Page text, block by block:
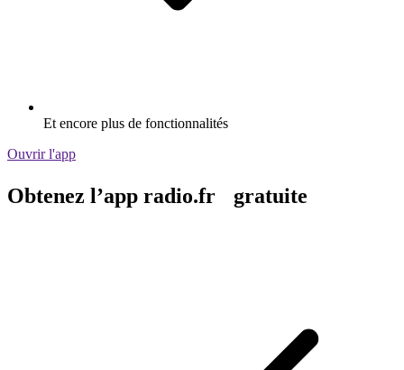
Et encore plus de fonctionnalités
Ouvrir l'app
Obtenez l’app radio.fr gratuite